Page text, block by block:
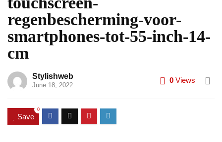
regenbescherming-voor-
smartphones-tot-55-inch-14-
cm
Stylishweb
June 18, 2022
0 Views
Save
0